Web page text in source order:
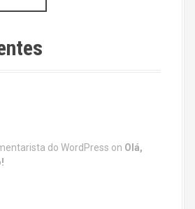
do WordPress on Olá,